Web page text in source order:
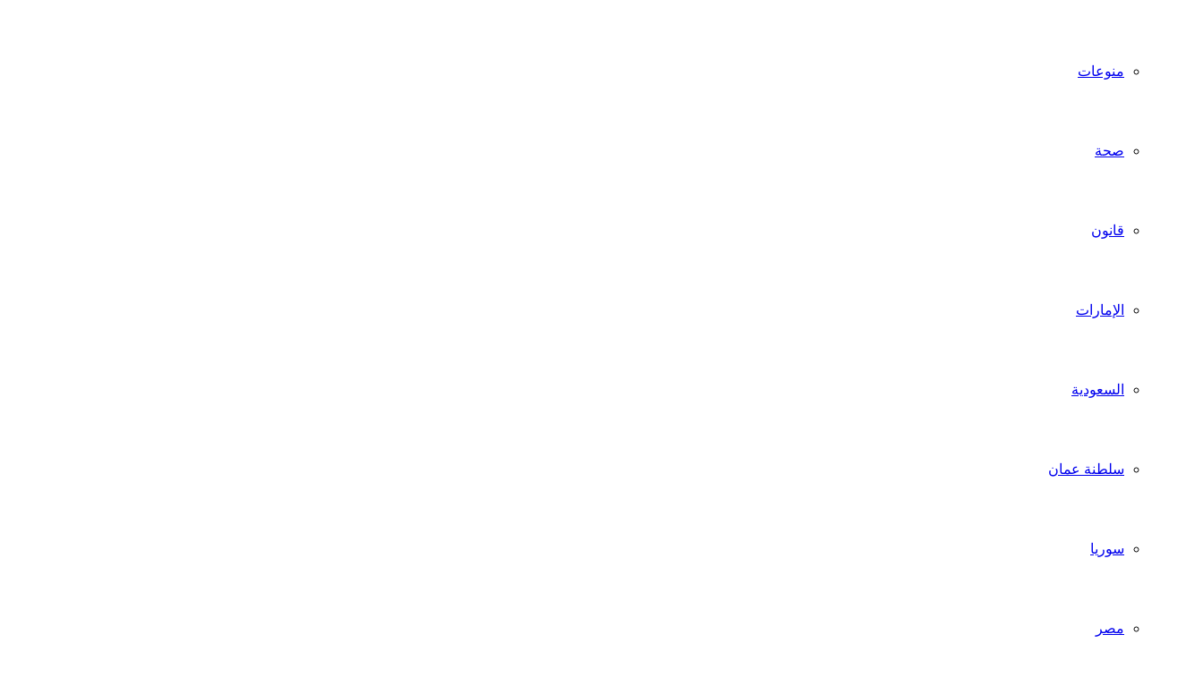
منوعات
صحة
قانون
الإمارات
السعودية
سلطنة عمان
سوريا
مصر